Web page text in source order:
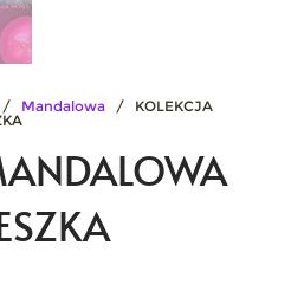
/ Mandalowa / KOLEKCJA